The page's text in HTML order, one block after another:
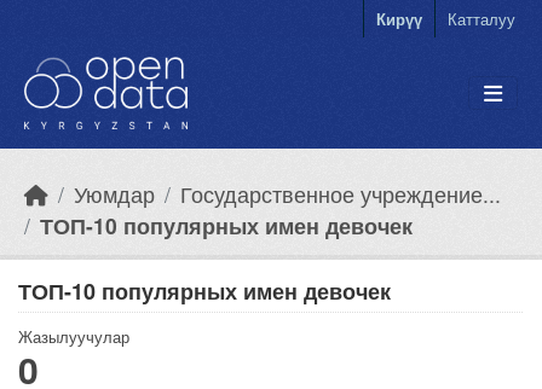
Кирүү Катталуу
Уюмдар
Государственное учреждение...
ТОП-10 популярных имен девочек
ТОП-10 популярных имен девочек
Жазылуучулар
0